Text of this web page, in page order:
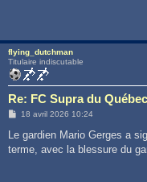
flying_dutchman
Titulaire indiscutable
Re: FC Supra du
M
s
a
18 avril 2026 10:24
Le gardien Mario Gerges a
terme, avec la blessure du